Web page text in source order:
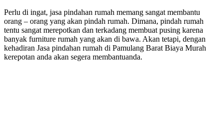
Perlu di ingat, jasa pindahan rumah memang sangat membantu
orang – orang yang akan pindah rumah. Dimana, pindah rumah
tentu sangat merepotkan dan terkadang membuat pusing karena
banyak furniture rumah yang akan di bawa. Akan tetapi, dengan
kehadiran Jasa pindahan rumah di Pamulang Barat Biaya Murah
kerepotan anda akan segera membantuanda.